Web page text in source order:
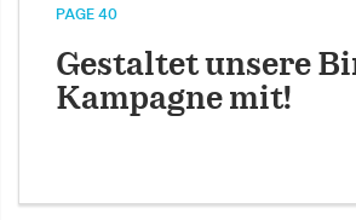
PAGE 40
Gestaltet unsere
Kampagne mit!